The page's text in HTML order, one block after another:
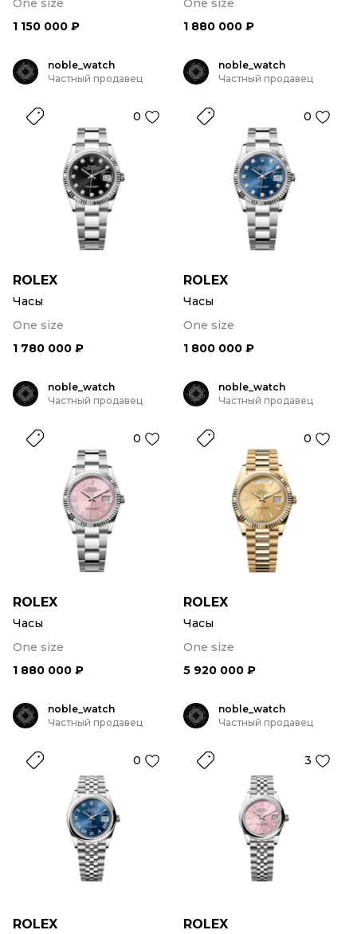
One size
1 150 000 ₽
One size
1 880 000 ₽
noble_watch
Частный продавец
0
ROLEX
Часы
One size
1 780 000 ₽
noble_watch
Частный продавец
0
ROLEX
Часы
One size
1 800 000 ₽
noble_watch
Частный продавец
0
ROLEX
Часы
One size
1 880 000 ₽
noble_watch
Частный продавец
0
ROLEX
Часы
One size
5 920 000 ₽
noble_watch
Частный продавец
0
ROLEX
noble_watch
Частный продавец
3
ROLEX